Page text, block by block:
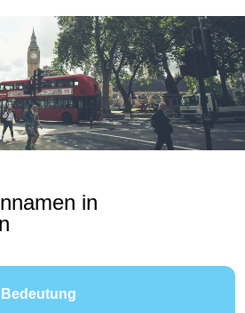
in
Bedeutung